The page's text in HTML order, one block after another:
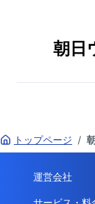
朝日
トップページ /
運営会社